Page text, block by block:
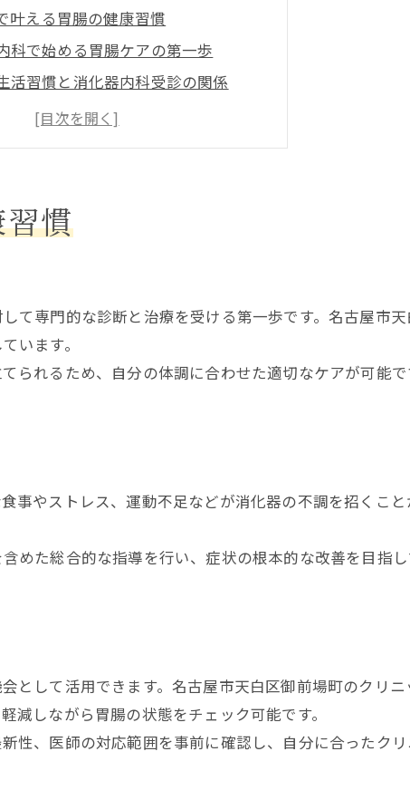
叶える胃腸の健康習慣
科で始める胃腸ケアの第一歩
活習慣と消化器内科受診の関係
キャンペーンの活用ポイント
科で予防できる胃腸トラブル
できるポイント解説
科選びで重視すべきポイント
知っておきたい消化器内科情報
科での検査予約のポイント
科で相談しやすい雰囲気とは
科で実践する生活改善アドバイス
科受診で得られる健康アドバイス
科で受ける快適な検査体験
科の予約システムを上手に使う
の消化器内科比較ポイント
慣
て専門的な診断と治療を受ける第一歩です。名古屋市
います。
られるため、自分の体調に合わせた適切なケアが可能
事やストレス、運動不足などが消化器の不調を招くこ
めた総合的な指導を行い、症状の根本的な改善を目指
として活用できます。名古屋市天白区御前場町のクリ
減しながら胃腸の状態をチェック可能です。
性、医師の対応範囲を事前に確認し、自分に合ったク